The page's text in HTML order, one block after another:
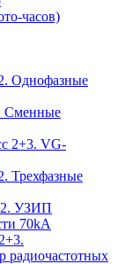
часов)
Однофазные
Сменные
2+3. VG-
Трехфазные
2. УЗИП
70kA
радиочастотных